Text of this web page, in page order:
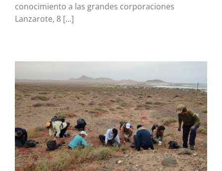
conocimiento a las grandes corporaciones
Lanzarote, 8 [...]